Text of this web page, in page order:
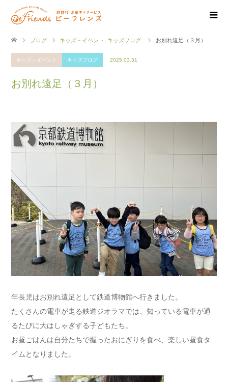
ブログ キッズ－イベント キッズブログ お別れ遠足（３月）
キッズ－イベント キッズブログ 2025.03.31
お別れ遠足（３月）
年長児はお別れ遠足として鉄道博物館へ行きました。
たくさんの電車が走る鉄道ジオラマでは、知っている電車が通
るたびに大はしゃぎする子どもたち。
お昼ごはんは自分たちで握ったおにぎりを食べ、楽しい昼食タ
イムとなりました。